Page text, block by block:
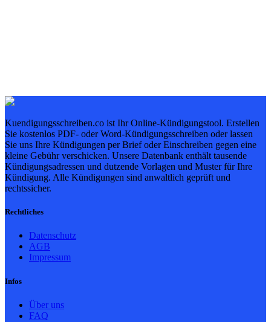
Kuendigungsschreiben.co ist Ihr Online-Kündigungstool. Erstellen
Sie kostenlos PDF- oder Word-Kündigungsschreiben oder lassen
Sie uns Ihre Kündigungen per Brief oder Einschreiben gegen eine
kleine Gebühr verschicken. Unsere Datenbank enthält tausende
Kündigungsadressen und dutzende Vorlagen und Muster für Ihre
Kündigung. Alle Kündigungen sind anwaltlich geprüft und
rechtssicher.
Rechtliches
Datenschutz
AGB
Impressum
Infos
Über uns
FAQ